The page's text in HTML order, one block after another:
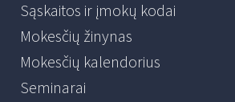
Sąskaitos ir įmokų kodai
Mokesčių žinynas
Mokesčių kalendorius
Seminarai